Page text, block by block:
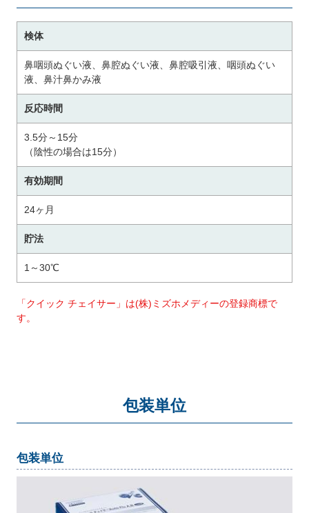
検体
鼻咽頭ぬぐい液、鼻腔ぬぐい液、鼻腔吸引液、咽頭ぬぐい
液、鼻汁鼻かみ液
反応時間
3.5分～15分
（陰性の場合は15分）
有効期間
24ヶ月
貯法
1～30℃
「クイック チェイサー」は(株)ミズホメディーの登録商標で
す。
包装単位
包装単位